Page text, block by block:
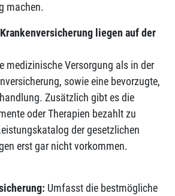
machen.
liegen auf der
medizinische Versorgung als in der
sowie eine bevorzugte,
Zusätzlich gibt es die
oder Therapien bezahlt zu
der gesetzlichen
erst gar nicht vorkommen.
Umfasst die bestmögliche